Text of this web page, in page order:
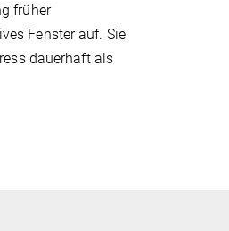
früher
Fenster auf. Sie
dauerhaft als